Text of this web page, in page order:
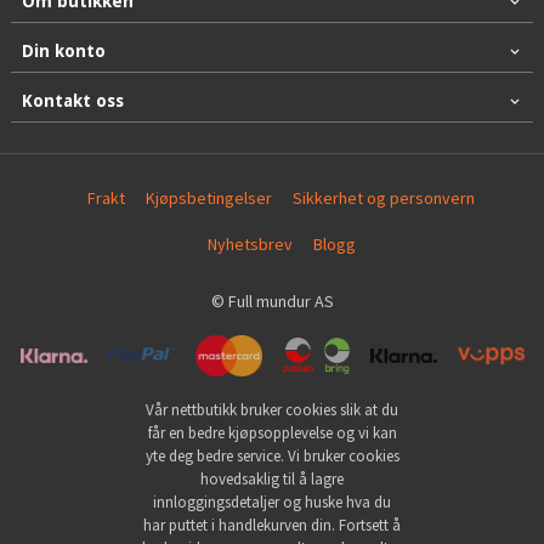
Din konto
Kontakt oss
Frakt Kjøpsbetingelser Sikkerhet og personvern
Nyhetsbrev Blogg
© Full mundur AS
Vår nettbutikk bruker cookies slik at du
får en bedre kjøpsopplevelse og vi kan
yte deg bedre service. Vi bruker cookies
hovedsaklig til å lagre
innloggingsdetaljer og huske hva du
har puttet i handlekurven din. Fortsett å